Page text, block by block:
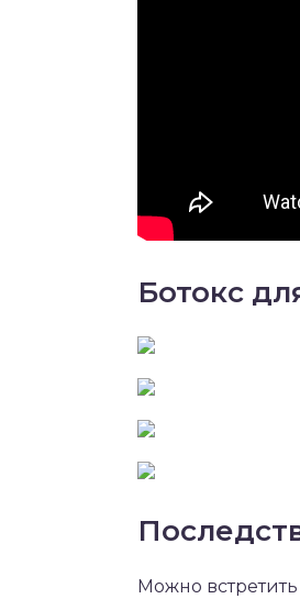
Ботокс
Можно